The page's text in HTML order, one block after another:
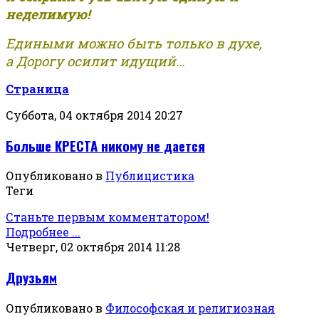
неделимую!
Едиными можно быть только в духе,
а Дорогу осилит идущий...
Страница
Суббота, 04 октября 2014 20:27
Больше КРЕСТА никому не дается
Опубликовано в Публицистика
Теги
Станьте первым комментатором!
Подробнее ...
Четверг, 02 октября 2014 11:28
Друзьям
Опубликовано в Философская и религиозная